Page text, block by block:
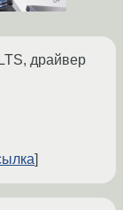
драйвер